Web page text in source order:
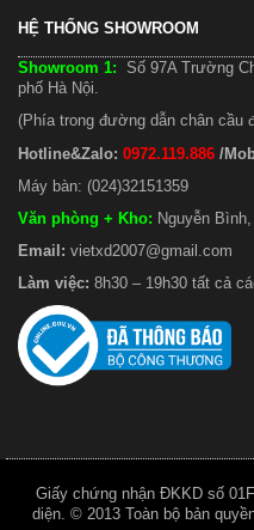
HỆ THỐNG SHOWROOM
Showroom 1: Số 97A Trường
phố Hà Nội.
(Phía trong đường dẫn chân cầu
Hotline&Zalo: 0972.119.886 /
Máy bàn: (024)32151359
Văn phòng + Kho: Nguyễn
Email: vietxd2007@gmail.com
Làm việc: 8h30 – 19h30 tất cả
Giấy chứng nhận ĐKKD số
diện. © 2013 Toàn bộ bản